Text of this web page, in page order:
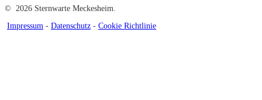
© 2026 Sternwarte Meckesheim.
Impressum - Datenschutz - Cookie Richtlinie